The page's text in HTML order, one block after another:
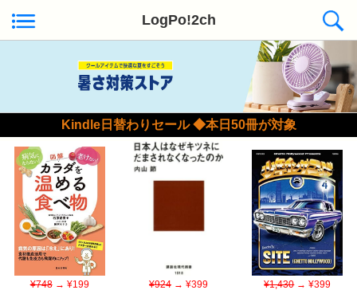
LogPo!2ch
Kindle日替わりセール ◆本日50冊が対象
¥748→ ¥199 ¥924→ ¥399 ¥1,430→ ¥399